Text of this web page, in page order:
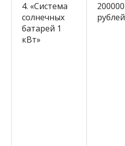
4. «Система
солнечных
батарей 1
кВт»
200000
рублей